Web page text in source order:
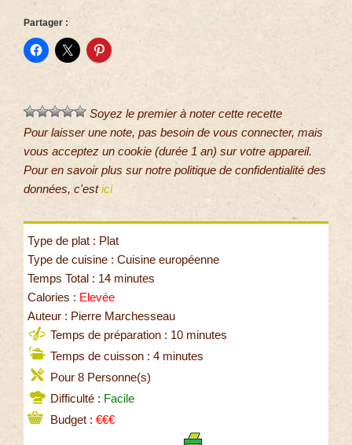
Partager :
Soyez le premier à noter cette recette
Pour laisser une note, pas besoin de vous connecter, mais
vous acceptez un cookie (durée 1 an) sur votre appareil.
Pour en savoir plus sur notre politique de confidentialité des
données, c'estici
Type de plat : Plat
Type de cuisine : Cuisine européenne
Temps Total : 14 minutes
Calories : Elevée
Auteur : Pierre Marchesseau
Temps de préparation : 10 minutes
Temps de cuisson : 4 minutes
Pour 8 Personne(s)
Difficulté : Facile
Budget : €€€